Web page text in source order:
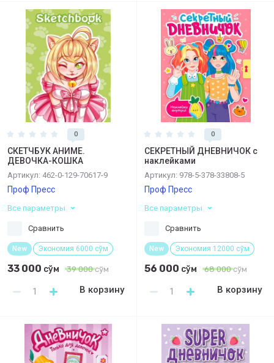
0
СКЕТЧБУК АНИМЕ.
ДЕВОЧКА-КОШКА
Артикул: 462-0-129-70617-9
Проф Пресс
Все параметры
Сравнить
New Экономия 6000 сўм
33 000 сўм 39 000сўм
В корзину
0
СЕКРЕТНЫЙ ДНЕВНИЧОК с
наклейками
Артикул: 978-5-378-33808-5
Проф Пресс
Все параметры
Сравнить
New Экономия 12000 сўм
56 000 сўм 68 000сўм
В корзину